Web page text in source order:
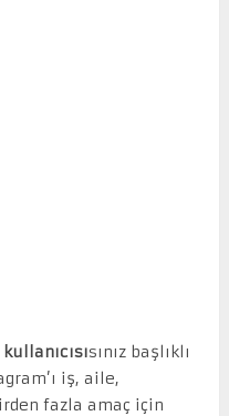
sınız başlıklı
iş, aile,
fazla amaç için